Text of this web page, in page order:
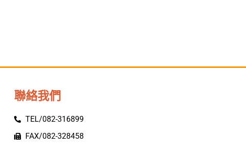
聯絡我們
TEL/082-316899
FAX/082-328458